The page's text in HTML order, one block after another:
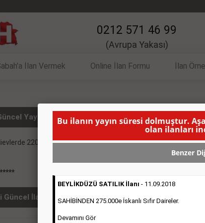
0212 571 46 99
(Avrupa Yakası)
İlan Vermek Online İlan Formu İlan
Yayınlanmış SATILIK İlanı
220m 13.500 kurumsal kiracılı 2.375.000e.( BU İLANIN
İlanlar
Bu ilanın yayın süresi dolmuştur.
olan ilanları
Benzer
BEYLİKDÜZÜ SATILIK İlanı - 11.09.2018
SAHİBİNDEN 275.000e İskanlı Sıfır Daireler.
Devamını Gör